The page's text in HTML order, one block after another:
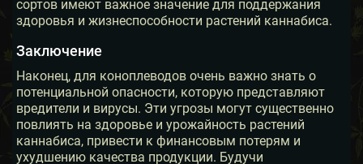
сортов имеют важное значение для поддержания
здоровья и жизнеспособности растений каннабиса.
Заключение
Наконец, для коноплеводов очень важно знать о
потенциальной опасности, которую представляют
вредители и вирусы. Эти угрозы могут существенно
повлиять на здоровье и урожайность растений
каннабиса, привести к финансовым потерям и
ухудшению качества продукции. Будучи